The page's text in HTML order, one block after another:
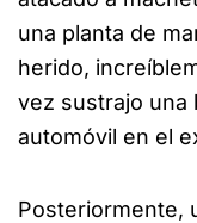
una planta de
herido,
vez sustrajo una
automóvil en el
Posteriormente,